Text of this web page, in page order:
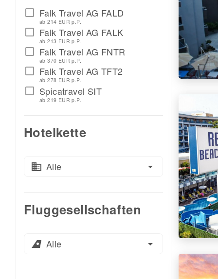
check_box_outline_blank Falk Travel AG FALD
ab 214 EUR p.P.
check_box_outline_blank Falk Travel AG FALK
ab 213 EUR p.P.
check_box_outline_blank Falk Travel AG FNTR
ab 370 EUR p.P.
check_box_outline_blank Falk Travel AG TFT2
ab 278 EUR p.P.
check_box_outline_blank Spicatravel SIT
ab 219 EUR p.P.
Hotelkette
business Alle arrow_drop_down
Fluggesellschaften
airlines Alle arrow_drop_down